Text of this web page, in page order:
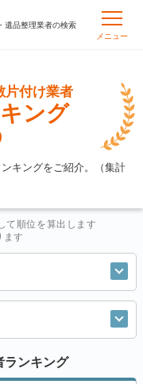
遺品整理業者の検索
メニュー
片付け業者
ング
キングをご紹介。（集計
て順位を算出します
ます
ランキング